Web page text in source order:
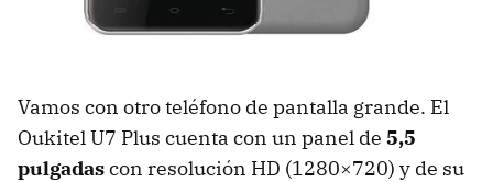
Vamos con otro teléfono de pantalla grande. El
Oukitel U7 Plus cuenta con un panel de 5,5
pulgadascon resolución HD (1280×720) y de su